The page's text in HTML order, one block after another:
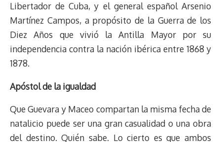
Libertador de Cuba, y el general español Arsenio
Martínez Campos, a propósito de la Guerra de los
Diez Años que vivió la Antilla Mayor por su
independencia contra la nación ibérica entre 1868 y
1878.
Apóstol de la igualdad
Que Guevara y Maceo compartan la misma fecha de
natalicio puede ser una gran casualidad o una obra
del destino. Quién sabe. Lo cierto es que ambos